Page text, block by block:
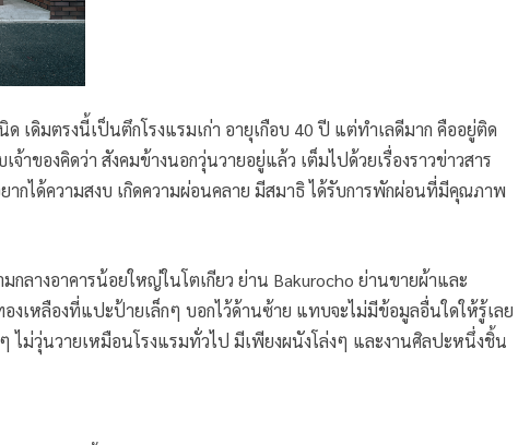
ด เดิมตรงนี้เป็นตึกโรงแรมเก่า อายุเกือบ 40 ปี แต่ทำเลดีมาก คืออยู่ติด
จ้าของคิดว่า สังคมข้างนอกวุ่นวายอยู่แล้ว เต็มไปด้วยเรื่องราวข่าวสาร
กได้ความสงบ เกิดความผ่อนคลาย มีสมาธิ ได้รับการพักผ่อนที่มีคุณภาพ
ลางอาคารน้อยใหญ่ในโตเกียว ย่าน Bakurocho ย่านขายผ้าและ
เหลืองที่แปะป้ายเล็กๆ บอกไว้ด้านซ้าย แทบจะไม่มีข้อมูลอื่นใดให้รู้เลย
ไม่วุ่นวายเหมือนโรงแรมทั่วไป มีเพียงผนังโล่งๆ และงานศิลปะหนึ่งชิ้น